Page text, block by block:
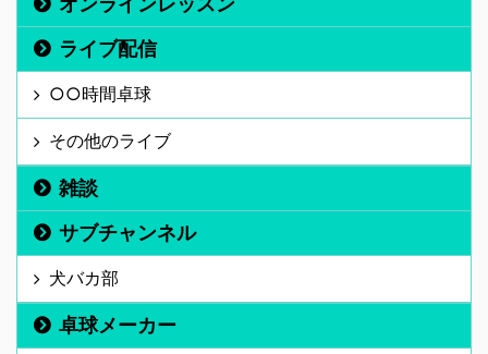
ライブ配信
○○時間卓球
その他のライブ
雑談
サブチャンネル
犬バカ部
卓球メーカー